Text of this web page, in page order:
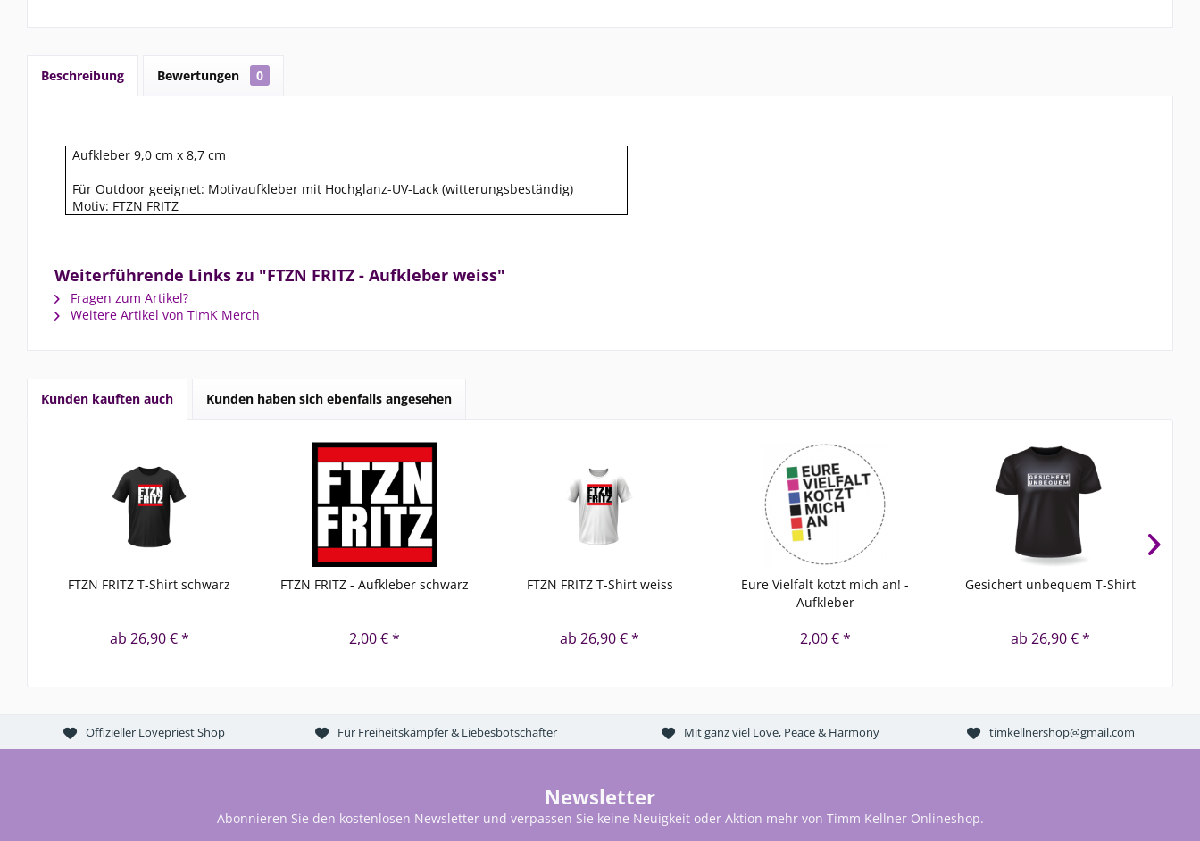
Beschreibung Bewertungen 0
Aufkleber 9,0 cm x 8,7 cm
Für Outdoor geeignet: Motivaufkleber mit Hochglanz-UV-Lack (witterungsbeständig)
Motiv: FTZN FRITZ
Weiterführende Links zu "FTZN FRITZ - Aufkleber weiss"
Fragen zum Artikel?
Weitere Artikel von TimK Merch
Kunden kauften auch Kunden haben sich ebenfalls angesehen
FTZN FRITZ T-Shirt schwarz
ab 26,90 € *
FTZN FRITZ - Aufkleber schwarz
2,00 € *
FTZN FRITZ T-Shirt weiss
ab 26,90 € *
Eure Vielfalt kotzt mich an! -
Aufkleber
2,00 € *
Gesichert unbequem T-Shirt
ab 26,90 € *
Offizieller Lovepriest Shop Für Freiheitskämpfer & Liebesbotschafter Mit ganz viel Love, Peace & Harmony timkellnershop@gmail.com
Newsletter
Abonnieren Sie den kostenlosen Newsletter und verpassen Sie keine Neuigkeit oder Aktion mehr von Timm Kellner Onlineshop.